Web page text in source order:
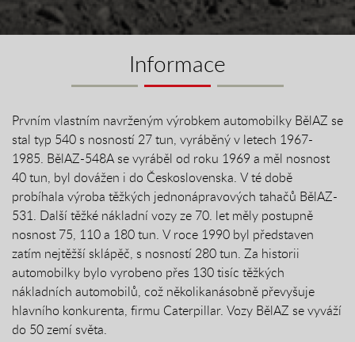
Informace
Prvním vlastním navrženým výrobkem automobilky BělAZ se
stal typ 540 s nosností 27 tun, vyráběný v letech 1967-
1985. BělAZ-548A se vyráběl od roku 1969 a měl nosnost
40 tun, byl dovážen i do Československa. V té době
probíhala výroba těžkých jednonápravových tahačů BělAZ-
531. Další těžké nákladní vozy ze 70. let měly postupně
nosnost 75, 110 a 180 tun. V roce 1990 byl představen
zatím nejtěžší sklápěč, s nosností 280 tun. Za historii
automobilky bylo vyrobeno přes 130 tisíc těžkých
nákladních automobilů, což několikanásobně převyšuje
hlavního konkurenta, firmu Caterpillar. Vozy BělAZ se vyváží
do 50 zemí světa.